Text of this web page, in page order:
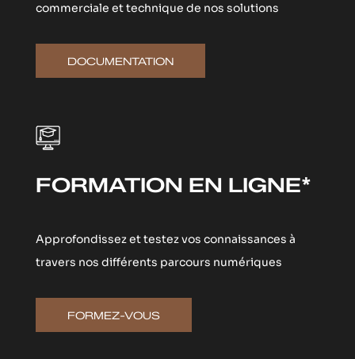
commerciale et technique de nos solutions
DOCUMENTATION
FORMATION EN LIGNE*
Approfondissez et testez vos connaissances à
travers nos différents parcours numériques
FORMEZ-VOUS